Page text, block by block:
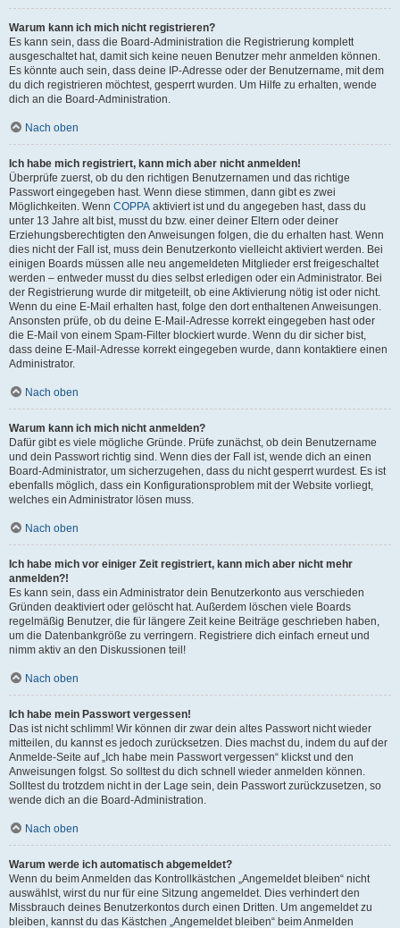
Warum kann ich mich nicht registrieren?
Es kann sein, dass die Board-Administration die Registrierung komplett
ausgeschaltet hat, damit sich keine neuen Benutzer mehr anmelden können.
Es könnte auch sein, dass deine IP-Adresse oder der Benutzername, mit dem
du dich registrieren möchtest, gesperrt wurden. Um Hilfe zu erhalten, wende
dich an die Board-Administration.
Nach oben
Ich habe mich registriert, kann mich aber nicht anmelden!
Überprüfe zuerst, ob du den richtigen Benutzernamen und das richtige
Passwort eingegeben hast. Wenn diese stimmen, dann gibt es zwei
Möglichkeiten. Wenn COPPA aktiviert ist und du angegeben hast, dass du
unter 13 Jahre alt bist, musst du bzw. einer deiner Eltern oder deiner
Erziehungsberechtigten den Anweisungen folgen, die du erhalten hast. Wenn
dies nicht der Fall ist, muss dein Benutzerkonto vielleicht aktiviert werden. Bei
einigen Boards müssen alle neu angemeldeten Mitglieder erst freigeschaltet
werden – entweder musst du dies selbst erledigen oder ein Administrator. Bei
der Registrierung wurde dir mitgeteilt, ob eine Aktivierung nötig ist oder nicht.
Wenn du eine E-Mail erhalten hast, folge den dort enthaltenen Anweisungen.
Ansonsten prüfe, ob du deine E-Mail-Adresse korrekt eingegeben hast oder
die E-Mail von einem Spam-Filter blockiert wurde. Wenn du dir sicher bist,
dass deine E-Mail-Adresse korrekt eingegeben wurde, dann kontaktiere einen
Administrator.
Nach oben
Warum kann ich mich nicht anmelden?
Dafür gibt es viele mögliche Gründe. Prüfe zunächst, ob dein Benutzername
und dein Passwort richtig sind. Wenn dies der Fall ist, wende dich an einen
Board-Administrator, um sicherzugehen, dass du nicht gesperrt wurdest. Es ist
ebenfalls möglich, dass ein Konfigurationsproblem mit der Website vorliegt,
welches ein Administrator lösen muss.
Nach oben
Ich habe mich vor einiger Zeit registriert, kann mich aber nicht mehr
anmelden?!
Es kann sein, dass ein Administrator dein Benutzerkonto aus verschieden
Gründen deaktiviert oder gelöscht hat. Außerdem löschen viele Boards
regelmäßig Benutzer, die für längere Zeit keine Beiträge geschrieben haben,
um die Datenbankgröße zu verringern. Registriere dich einfach erneut und
nimm aktiv an den Diskussionen teil!
Nach oben
Ich habe mein Passwort vergessen!
Das ist nicht schlimm! Wir können dir zwar dein altes Passwort nicht wieder
mitteilen, du kannst es jedoch zurücksetzen. Dies machst du, indem du auf der
Anmelde-Seite auf „Ich habe mein Passwort vergessen“ klickst und den
Anweisungen folgst. So solltest du dich schnell wieder anmelden können.
Solltest du trotzdem nicht in der Lage sein, dein Passwort zurückzusetzen, so
wende dich an die Board-Administration.
Nach oben
Warum werde ich automatisch abgemeldet?
Wenn du beim Anmelden das Kontrollkästchen „Angemeldet bleiben“ nicht
auswählst, wirst du nur für eine Sitzung angemeldet. Dies verhindert den
Missbrauch deines Benutzerkontos durch einen Dritten. Um angemeldet zu
bleiben, kannst du das Kästchen „Angemeldet bleiben“ beim Anmelden